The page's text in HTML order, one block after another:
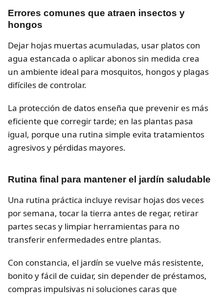
Errores comunes que atraen insectos y
hongos
Dejar hojas muertas acumuladas, usar platos con
agua estancada o aplicar abonos sin medida crea
un ambiente ideal para mosquitos, hongos y plagas
difíciles de controlar.
La protección de datos enseña que prevenir es más
eficiente que corregir tarde; en las plantas pasa
igual, porque una rutina simple evita tratamientos
agresivos y pérdidas mayores.
Rutina final para mantener el jardín saludable
Una rutina práctica incluye revisar hojas dos veces
por semana, tocar la tierra antes de regar, retirar
partes secas y limpiar herramientas para no
transferir enfermedades entre plantas.
Con constancia, el jardín se vuelve más resistente,
bonito y fácil de cuidar, sin depender de préstamos,
compras impulsivas ni soluciones caras que